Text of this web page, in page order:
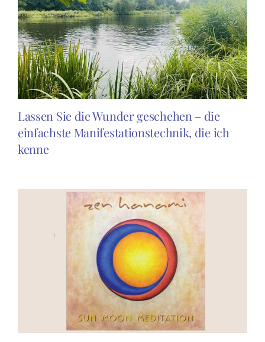
Lassen Sie die Wunder geschehen – die
einfachste Manifestationstechnik, die ich
kenne